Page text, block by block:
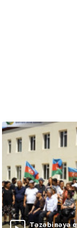
Təzəbinəyə